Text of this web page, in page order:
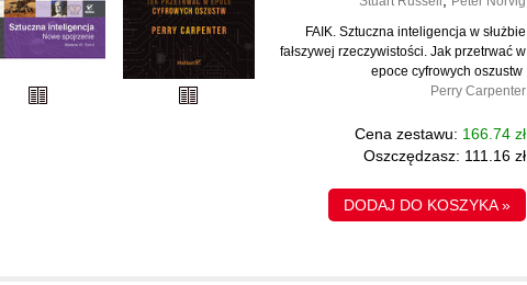
FAIK. Sztuczna inteligencja w służbie
fałszywej rzeczywistości. Jak przetrwać w
epoce cyfrowych oszustw
Perry Carpenter
Cena zestawu: 166.74 zł
Oszczędzasz: 111.16 zł
DODAJ DO KOSZYKA »